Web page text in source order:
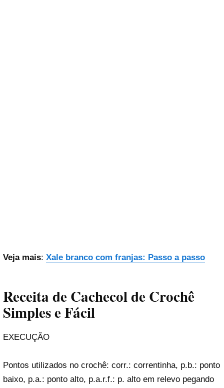
Veja mais: Xale branco com franjas: Passo a passo
Receita de Cachecol de Crochê
Simples e Fácil
EXECUÇÃO
Pontos utilizados no crochê: corr.: correntinha, p.b.: ponto
baixo, p.a.: ponto alto, p.a.r.f.: p. alto em relevo pegando